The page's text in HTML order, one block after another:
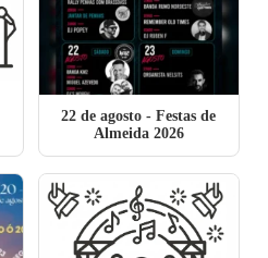
22 de agosto - Festas de
Almeida 2026